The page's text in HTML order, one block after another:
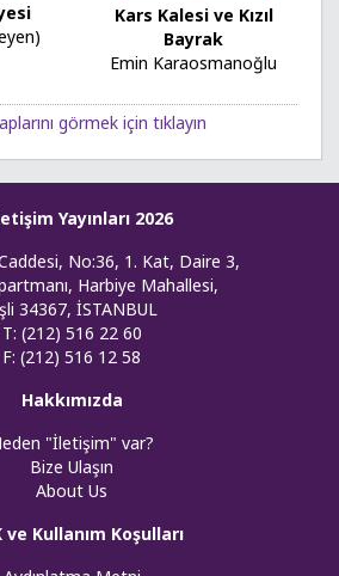
Kars Kalesi ve Kızıl
Bayrak
Emin Karaosmanoğlu
görmek için tıklayın
Yayınları 2026
No:36, 1. Kat, Daire 3,
Harbiye Mahallesi,
34367, İSTANBUL
T: (212) 516 22 60
F: (212) 516 12 58
Hakkımızda
"İletişim" var?
Bize Ulaşın
About Us
ve Kullanım Koşulları